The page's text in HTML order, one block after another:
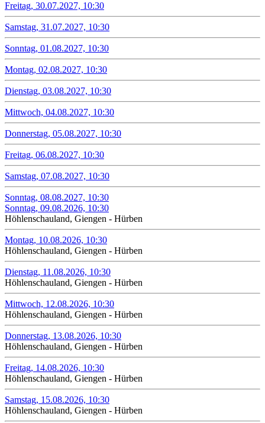
Freitag, 30.07.2027, 10:30
Samstag, 31.07.2027, 10:30
Sonntag, 01.08.2027, 10:30
Montag, 02.08.2027, 10:30
Dienstag, 03.08.2027, 10:30
Mittwoch, 04.08.2027, 10:30
Donnerstag, 05.08.2027, 10:30
Freitag, 06.08.2027, 10:30
Samstag, 07.08.2027, 10:30
Sonntag, 08.08.2027, 10:30
Sonntag, 09.08.2026, 10:30
Höhlenschauland, Giengen - Hürben
Montag, 10.08.2026, 10:30
Höhlenschauland, Giengen - Hürben
Dienstag, 11.08.2026, 10:30
Höhlenschauland, Giengen - Hürben
Mittwoch, 12.08.2026, 10:30
Höhlenschauland, Giengen - Hürben
Donnerstag, 13.08.2026, 10:30
Höhlenschauland, Giengen - Hürben
Freitag, 14.08.2026, 10:30
Höhlenschauland, Giengen - Hürben
Samstag, 15.08.2026, 10:30
Höhlenschauland, Giengen - Hürben